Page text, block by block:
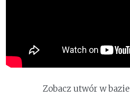
Zobacz utwór w bazie